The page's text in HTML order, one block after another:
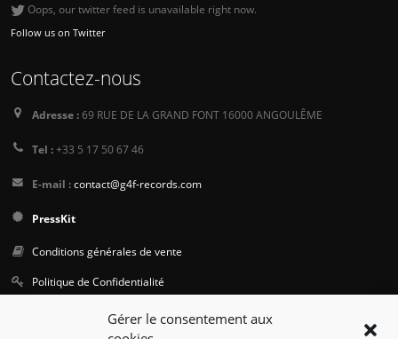
Gérer le consentement aux
Oops, our twitter feed is unavailable right now.
Follow us on Twitter
Contactez-nous
Adresse :69 RUE DE LA GRAND FONT 16000 ANGOULÊME
Tel :+33 5 17 50 67 46
E-mail :contact@g4f-records.com
PressKit
Conditions générales de vente
Politique de Confidentialité
Suivez-nous